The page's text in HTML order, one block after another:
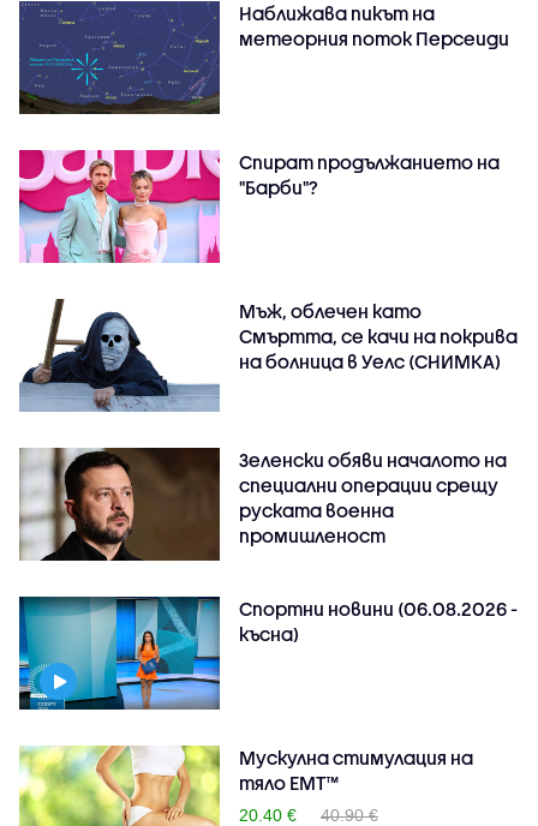
Наближава пикът на
метеорния поток Персеиди
Спират продължанието на
"Барби"?
Мъж, облечен като
Смъртта, се качи на покрива
на болница в Уелс (СНИМКА)
Зеленски обяви началото на
специални операции срещу
руската военна
промишленост
Спортни новини (06.08.2026 -
късна)
Mускулна стимулация на
тяло EMT™
20.40 €
40.90 €